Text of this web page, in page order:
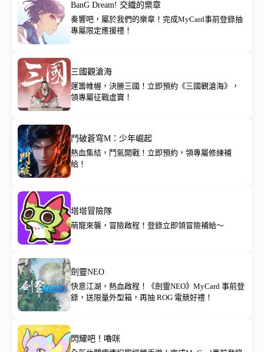
BanG Dream! 交織的樂章
奏響吧，屬於我們的樂章！完成MyCard事前登錄抽
專屬限定應援禮！
三國觀滄海
運籌帷幄，決勝三國！立即預約《三國觀滄海》，
領專屬征戰虛寶！
鬥破蒼穹M：少年崛起
熱血集結，鬥氣開戰！立即預約，領專屬修練補
給！
塔塔冒險隊
萌寵來襲，冒險啟程！登錄立即領冒險補給～
劍靈NEO
快意江湖，熱血啟程！《劍靈NEO》MyCard 事前登
錄，送限量外型箱，再抽 ROG 電競好禮！
閃耀吧！嚕咪